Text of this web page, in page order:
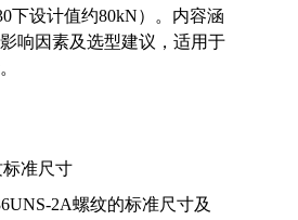
下设计值约80kN）。内容涵
响因素及选型建议，适用于
标准尺寸
2A螺纹的标准尺寸及